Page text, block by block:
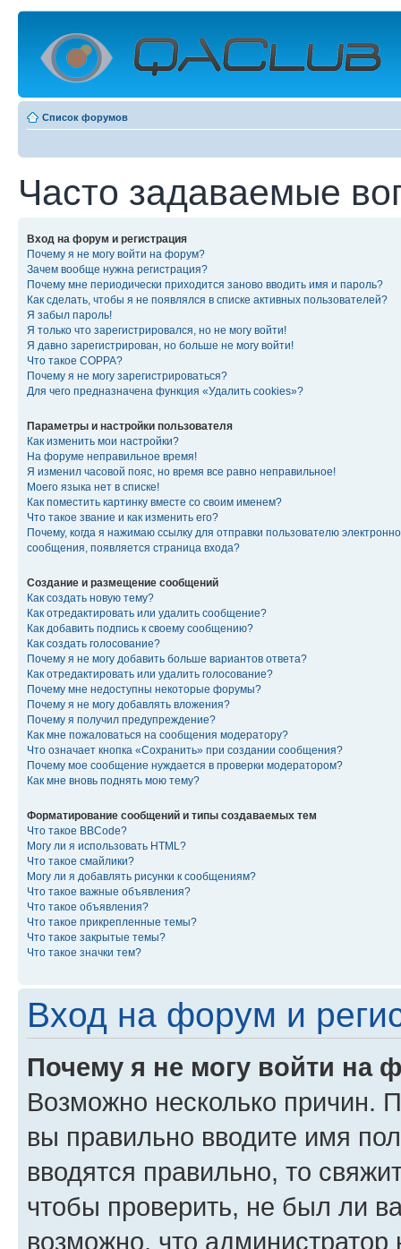
Список форумов
Часто задаваемые
Вход на форум и регистрация
Почему я не могу войти на форум?
Зачем вообще нужна регистрация?
Почему мне периодически приходится заново вводить имя и пароль?
Как сделать, чтобы я не появлялся в списке активных пользователей?
Я забыл пароль!
Я только что зарегистрировался, но не могу войти!
Я давно зарегистрирован, но больше не могу войти!
Что такое COPPA?
Почему я не могу зарегистрироваться?
Для чего предназначена функция «Удалить cookies»?
Параметры и настройки пользователя
Как изменить мои настройки?
На форуме неправильное время!
Я изменил часовой пояс, но время все равно неправильное!
Моего языка нет в списке!
Как поместить картинку вместе со своим именем?
Что такое звание и как изменить его?
Почему, когда я нажимаю ссылку для отправки пользователю
сообщения, появляется страница входа?
Создание и размещение сообщений
Как создать новую тему?
Как отредактировать или удалить сообщение?
Как добавить подпись к своему сообщению?
Как создать голосование?
Почему я не могу добавить больше вариантов ответа?
Как отредактировать или удалить голосование?
Почему мне недоступны некоторые форумы?
Почему я не могу добавлять вложения?
Почему я получил предупреждение?
Как мне пожаловаться на сообщения модератору?
Что означает кнопка «Сохранить» при создании сообщения?
Почему мое сообщение нуждается в проверки модератором?
Как мне вновь поднять мою тему?
Форматирование сообщений и типы создаваемых тем
Что такое BBCode?
Могу ли я использовать HTML?
Что такое смайлики?
Могу ли я добавлять рисунки к сообщениям?
Что такое важные объявления?
Что такое объявления?
Что такое прикрепленные темы?
Что такое закрытые темы?
Что такое значки тем?
Вход на форум и
Почему я не могу войти на
Возможно несколько причин.
вы правильно вводите имя
вводятся правильно, то
чтобы проверить, не был ли
возможно, что администратор